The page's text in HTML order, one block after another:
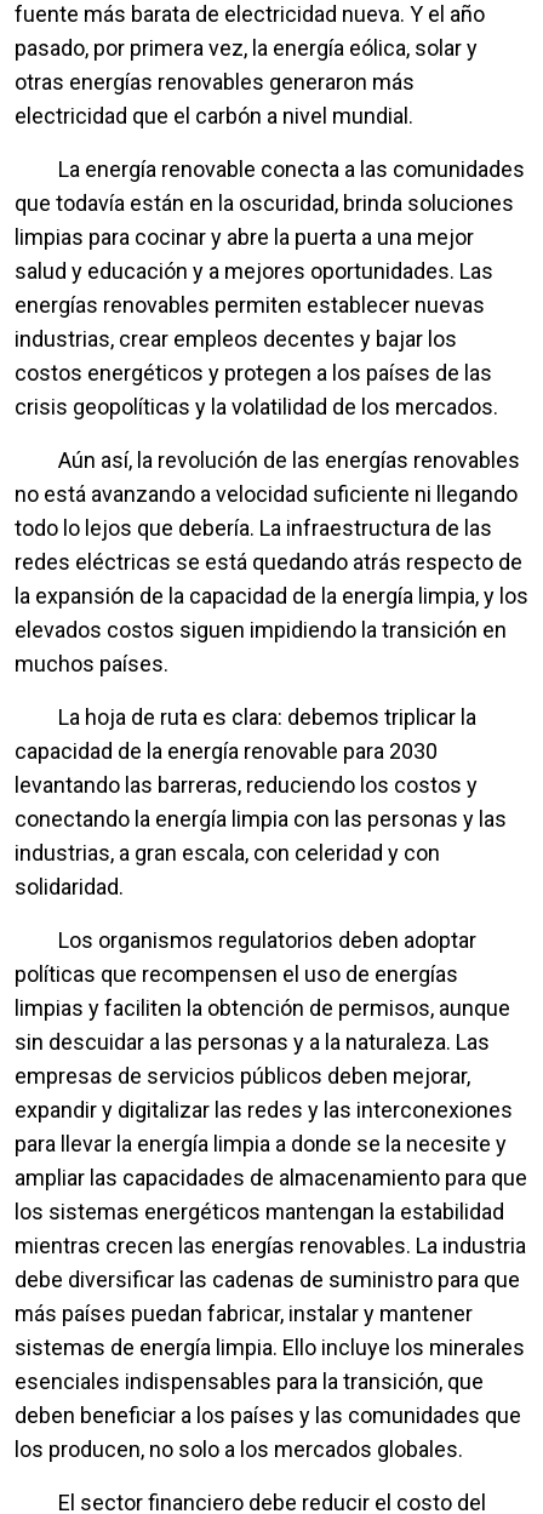
fuente más barata de electricidad nueva. Y el año
pasado, por primera vez, la energía eólica, solar y
otras energías renovables generaron más
electricidad que el carbón a nivel mundial.
La energía renovable conecta a las comunidades
que todavía están en la oscuridad, brinda soluciones
limpias para cocinar y abre la puerta a una mejor
salud y educación y a mejores oportunidades. Las
energías renovables permiten establecer nuevas
industrias, crear empleos decentes y bajar los
costos energéticos y protegen a los países de las
crisis geopolíticas y la volatilidad de los mercados.
Aún así, la revolución de las energías renovables
no está avanzando a velocidad suficiente ni llegando
todo lo lejos que debería. La infraestructura de las
redes eléctricas se está quedando atrás respecto de
la expansión de la capacidad de la energía limpia, y los
elevados costos siguen impidiendo la transición en
muchos países.
La hoja de ruta es clara: debemos triplicar la
capacidad de la energía renovable para 2030
levantando las barreras, reduciendo los costos y
conectando la energía limpia con las personas y las
industrias, a gran escala, con celeridad y con
solidaridad.
Los organismos regulatorios deben adoptar
políticas que recompensen el uso de energías
limpias y faciliten la obtención de permisos, aunque
sin descuidar a las personas y a la naturaleza. Las
empresas de servicios públicos deben mejorar,
expandir y digitalizar las redes y las interconexiones
para llevar la energía limpia a donde se la necesite y
ampliar las capacidades de almacenamiento para que
los sistemas energéticos mantengan la estabilidad
mientras crecen las energías renovables. La industria
debe diversificar las cadenas de suministro para que
más países puedan fabricar, instalar y mantener
sistemas de energía limpia. Ello incluye los minerales
esenciales indispensables para la transición, que
deben beneficiar a los países y las comunidades que
los producen, no solo a los mercados globales.
El sector financiero debe reducir el costo del